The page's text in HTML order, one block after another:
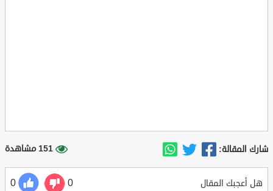
شارك المقالة: 151 مشاهدة
هل أعجبك المقال 0
0